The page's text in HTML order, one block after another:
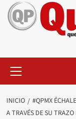
principal
INICIO
#QPMX
A TRAVÉS DE SU